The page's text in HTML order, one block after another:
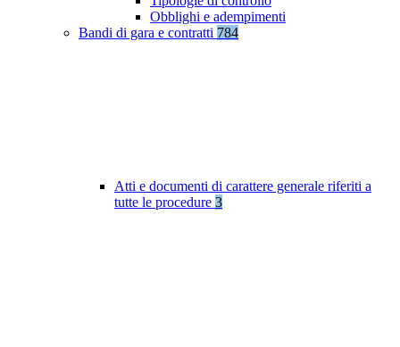
Obblighi e adempimenti
Bandi di gara e contratti 784
Atti e documenti di carattere generale riferiti a
tutte le procedure 3